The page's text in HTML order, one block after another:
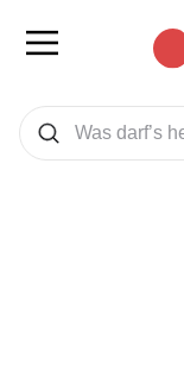
Was wollen Sie suchen
Suchen